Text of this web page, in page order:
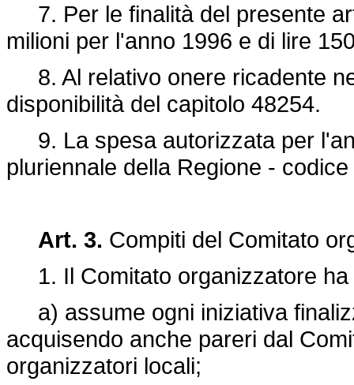
7. Per le finalità del presente
milioni per l'anno 1996 e di lire
8. Al relativo onere ricadente
disponibilità del capitolo 48254.
9. La spesa autorizzata per
pluriennale della Regione -
Art. 3. Compiti del Comitato
1. Il Comitato organizzatore ha
a) assume ogni iniziativa
acquisendo anche pareri dal
organizzatori locali;